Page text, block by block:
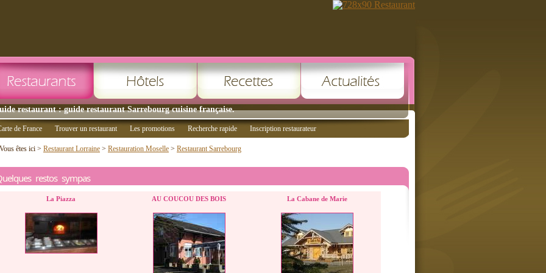
restaurant : guide restaurant Sarrebourg cuisine française.
de France Trouver un restaurant Les promotions Recherche rapide Inscription restaurateur
Vous êtes ici > Restaurant Lorraine > Restauration Moselle > Restaurant Sarrebourg
restos sympas
La Piazza AU COUCOU DES BOIS La Cabane de Marie